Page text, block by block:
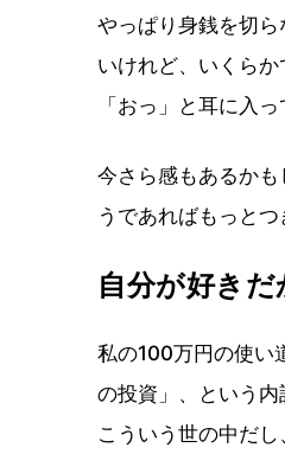
やっぱり身銭を切
いけれど、いくら
「おっ」と耳に入
今さら感もあるか
うであればもっと
自分が好き
私の100万円の使い
の投資」、という内
こういう世の中だ